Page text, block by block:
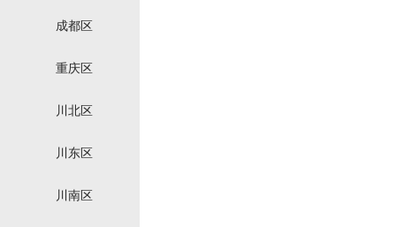
成都区
重庆区
川北区
川东区
川南区